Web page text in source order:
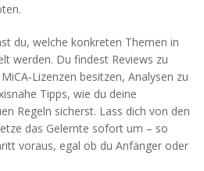
du, welche konkreten Themen in
werden. Du findest Reviews zu
besitzen, Analysen zu
Tipps, wie du deine
Regeln sicherst. Lass dich von den
das Gelernte sofort um – so
voraus, egal ob du Anfänger oder